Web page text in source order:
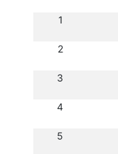
1
2
3
4
5